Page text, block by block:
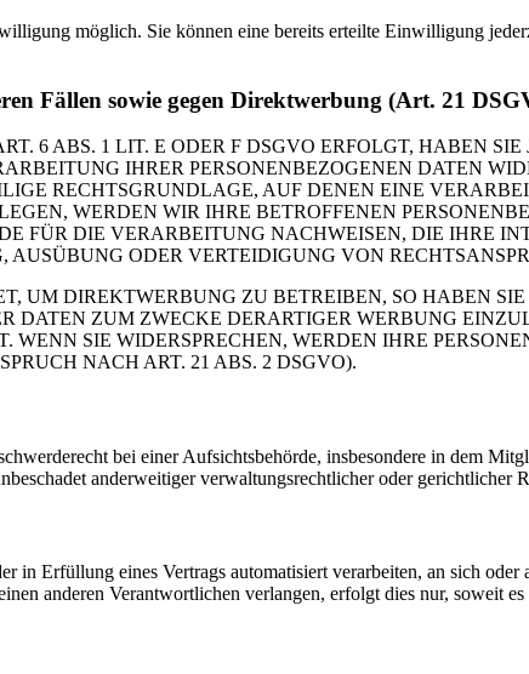
möglich. Sie können eine bereits erteilte Einwilligung
Fällen sowie gegen Direktwerbung (Art. 21
6 ABS. 1 LIT. E ODER F DSGVO ERFOLGT, HABEN
IHRER PERSONENBEZOGENEN DATEN
RECHTSGRUNDLAGE, AUF DENEN EINE
WERDEN WIR IHRE BETROFFENEN
FÜR DIE VERARBEITUNG NACHWEISEN, DIE IHRE
ODER VERTEIDIGUNG VON
UM DIREKTWERBUNG ZU BETREIBEN, SO HABEN
DATEN ZUM ZWECKE DERARTIGER WERBUNG
SIE WIDERSPRECHEN, WERDEN IHRE
NACH ART. 21 ABS. 2 DSGVO).
bei einer Aufsichtsbehörde, insbesondere in dem
anderweitiger verwaltungsrechtlicher oder gerichtlicher
Erfüllung eines Vertrags automatisiert verarbeiten, an sich
anderen Verantwortlichen verlangen, erfolgt dies nur, soweit